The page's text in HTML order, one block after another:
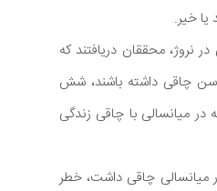
خیر.
نروژ، محققان دریافتند که
سن چاقی داشته باشند، شش
در میانسالی با چاقی زندگی
میانسالی چاقی داشت، خطر